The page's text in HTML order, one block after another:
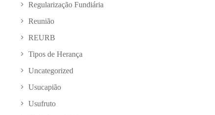
Regularização Fundiária
Reunião
REURB
Tipos de Herança
Uncategorized
Usucapião
Usufruto